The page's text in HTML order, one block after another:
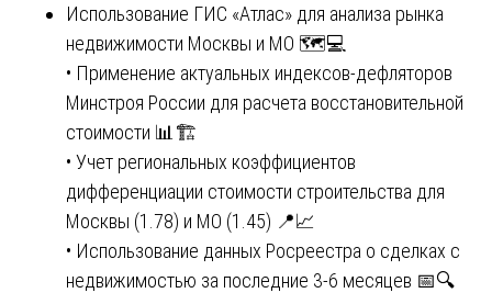
Использование ГИС «Атлас» для анализа рынка
недвижимости Москвы и МО 🗺️💻
• Применение актуальных индексов-дефляторов
Минстроя России для расчета восстановительной
стоимости 📊🏗️
• Учет региональных коэффициентов
дифференциации стоимости строительства для
Москвы (1.78) и МО (1.45) 📍📈
• Использование данных Росреестра о сделках с
недвижимостью за последние 3-6 месяцев 📅🔍